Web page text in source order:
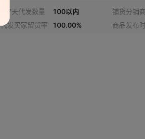
482*45*30mm ¥5.5
近7天代发数量 100以内 铺货分销
代发买家留货率 100.00% 商品发布